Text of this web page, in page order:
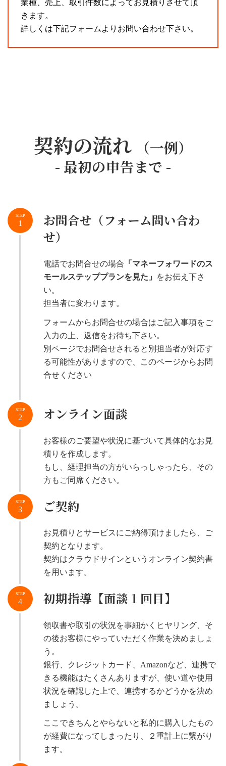
業種、売上、取引件数によってお見積りさせて頂
きます。
詳しくは下記フォームよりお問い合わせ下さい。
契約の流れ （一例）
- 最初の申告まで -
お問合せ（フォーム問い合わ
せ）
電話でお問合せの場合 「マネーフォワードのス
モールステッププランを見た」
をお伝え下さ
い。
担当者に変わります。
フォームからお問合せの場合はご記入事項をご
入力の上、返信をお待ち下さい。
別ページでお問合せされると別担当者が対応す
る可能性がありますので、このページからお問
合せください
STEP
1
オンライン面談
お客様のご要望や状況に基づいて具体的なお見
積りを作成します。
もし、経理担当の方がいらっしゃったら、その
方もご同席ください。
STEP
2
ご契約
お見積りとサービスにご納得頂けましたら、ご
契約となります。
契約はクラウドサインというオンライン契約書
を用います。
STEP
3
初期指導【面談１回目】
領収書や取引の状況を事細かくヒヤリング、そ
の後お客様にやっていただく作業を決めましょ
う。
銀行、クレジットカード、Amazonなど、連携で
きる機能はたくさんありますが、使い道や使用
状況を確認した上で、連携するかどうかを決め
ましょう。
ここできちんとやらないと私的に購入したもの
が経費になってしまったり、２重計上に繋がり
ます。
STEP
4